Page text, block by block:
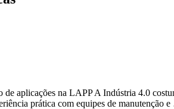
aplicações na LAPP A Indústria 4.0
prática com equipes de manutenção